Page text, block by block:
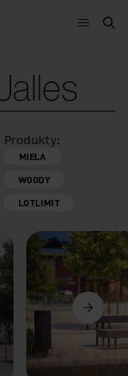
Menu
Produkty:
MIELA
WOODY
LOTLIMIT
Ďalší